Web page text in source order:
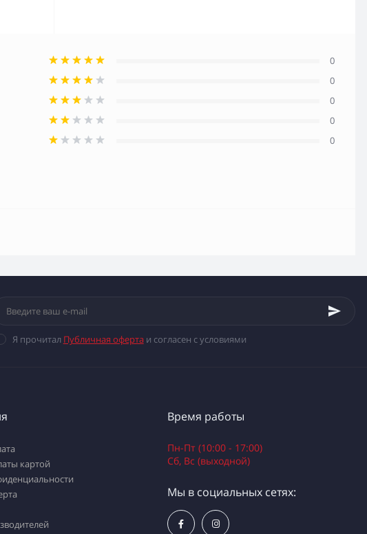
0
0
0
0
0
Я прочитал Публичная офертаи согласен с условиями
картой
Время работы
Пн-Пт (10:00 - 17:00)
Сб, Вс (выходной)
Мы в социальных сетях: